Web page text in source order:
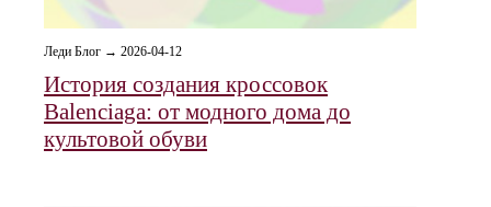
Леди Блог → 2026-04-12
История создания кроссовок
Balenciaga: от модного дома до
культовой обуви